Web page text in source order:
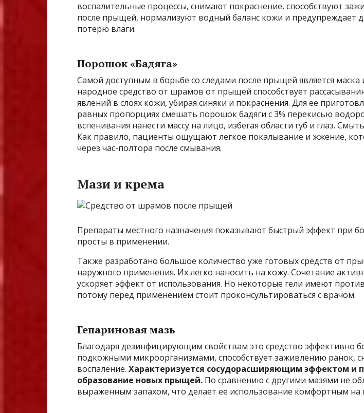
воспалительные процессы, снимают покраснение, способствуют
после прыщей, нормализуют водный баланс кожи и предупреждает
потерю влаги.
Порошок «Бадяга»
Самой доступным в борьбе со следами после прыщей является маска
народное средство от шрамов от прыщей способствует
явлений в слоях кожи, убирая синяки и покраснения. Для ее
равных пропорциях смешать порошок бадяги с 3% перекисью
вспенивания нанести массу на лицо, избегая области губ и глаз.
Как правило, пациенты ощущают легкое покалывание и жжение,
через час-полтора после смывания.
Мази и крема
Препараты местного назначения показывают быстрый эффект при
просты в применении.
Также разработано большое количество уже готовых средств от
наружного применения. Их легко наносить на кожу. Сочетание
ускоряет эффект от использования. Но некоторые гели имеют
потому перед применением стоит проконсультироваться с врачом.
Гепариновая мазь
Благодаря дезинфицирующим свойствам это средство эффективно
подкожными микроорганизмами, способствует заживлению ранок,
воспаление. Характеризуется сосудорасширяющим эффектом и
образование новых прыщей. По сравнению с другими мазями не
выраженным запахом, что делает ее использование комфортным на